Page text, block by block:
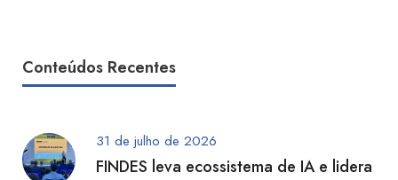
Conteúdos Recentes
31 de julho de 2026
FINDES leva ecossistema de IA e lidera